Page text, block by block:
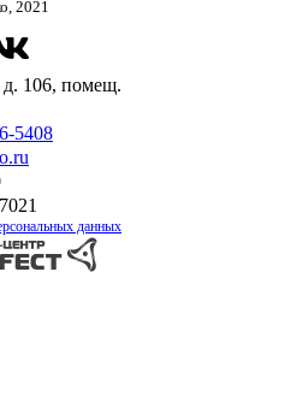
2021
д. 106, помещ.
5408
данных